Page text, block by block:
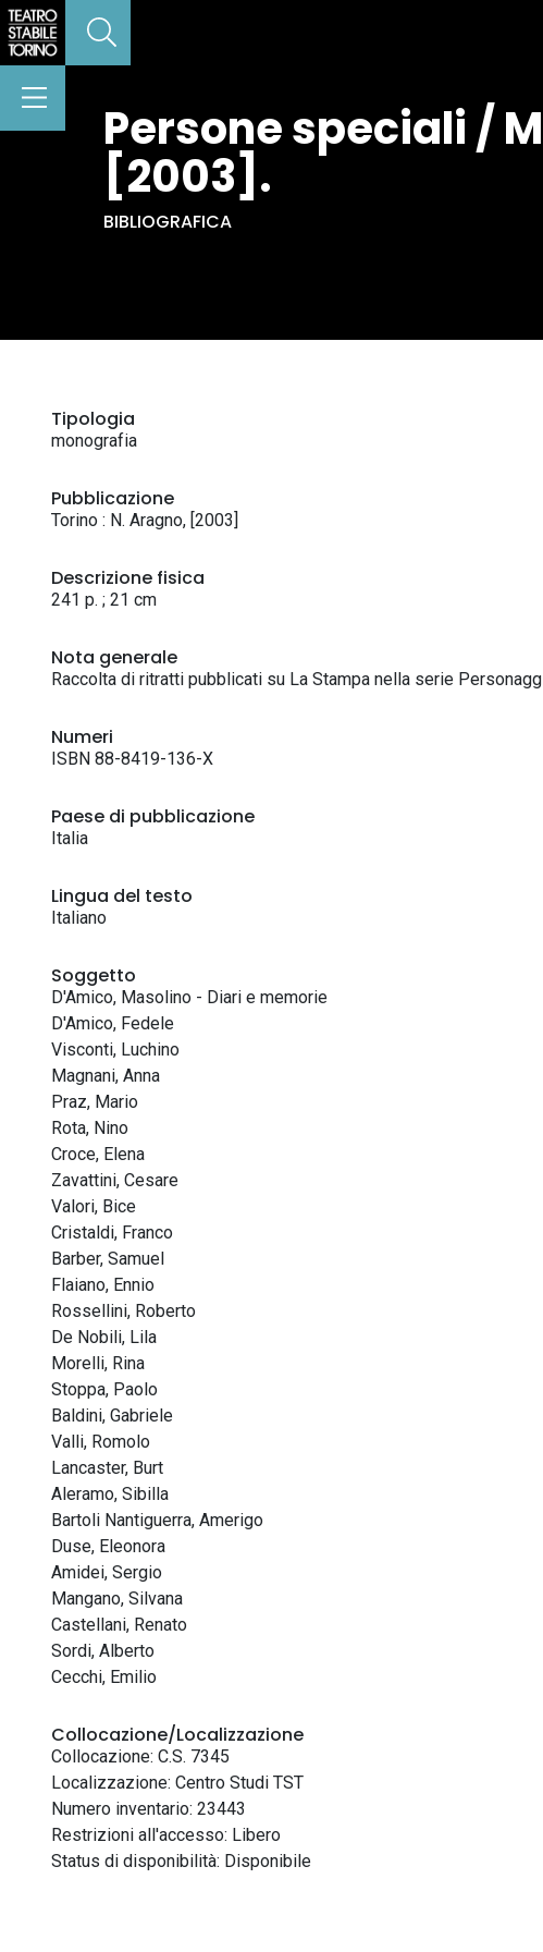
Persone speciali /
[2003].
BIBLIOGRAFICA
Tipologia
monografia
Pubblicazione
Torino : N. Aragno, [2003]
Descrizione fisica
241 p. ; 21 cm
Nota generale
Raccolta di ritratti pubblicati su La Stampa nella serie
Numeri
ISBN 88-8419-136-X
Paese di pubblicazione
Italia
Lingua del testo
Italiano
Soggetto
D'Amico, Masolino - Diari e memorie
D'Amico, Fedele
Visconti, Luchino
Magnani, Anna
Praz, Mario
Rota, Nino
Croce, Elena
Zavattini, Cesare
Valori, Bice
Cristaldi, Franco
Barber, Samuel
Flaiano, Ennio
Rossellini, Roberto
De Nobili, Lila
Morelli, Rina
Stoppa, Paolo
Baldini, Gabriele
Valli, Romolo
Lancaster, Burt
Aleramo, Sibilla
Bartoli Nantiguerra, Amerigo
Duse, Eleonora
Amidei, Sergio
Mangano, Silvana
Castellani, Renato
Sordi, Alberto
Cecchi, Emilio
Collocazione/Localizzazione
Collocazione: C.S. 7345
Localizzazione: Centro Studi TST
Numero inventario: 23443
Restrizioni all'accesso: Libero
Status di disponibilità: Disponibile